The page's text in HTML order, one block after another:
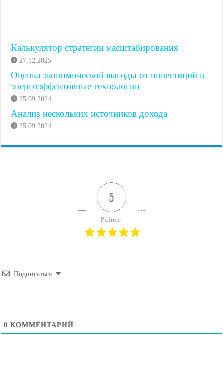
Калькулятор стратегии масштабирования
27.12.2025
Оценка экономической выгоды от инвестиций в
энергоэффективные технологии
25.09.2024
Анализ нескольких источников дохода
25.09.2024
5
Рейтинг
Подписаться
0 КОММЕНТАРИЙ